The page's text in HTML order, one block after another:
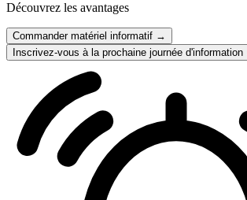
Découvrez les avantages
Commander matériel informatif →
Inscrivez-vous à la prochaine journée